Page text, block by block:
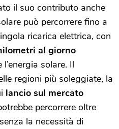
il suo contributo anche
può percorrere fino a
ricarica elettrica, con
al giorno
solare. Il
regioni più soleggiate, la
lancio sul mercato
percorrere oltre
senza la necessità di